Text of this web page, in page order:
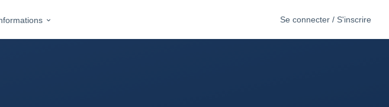
Se connecter / S'inscrire